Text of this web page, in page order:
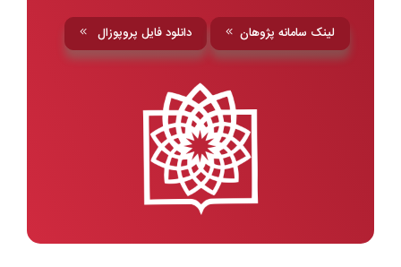
لینک سامانه پژوهان دانلود فایل پروپوزال